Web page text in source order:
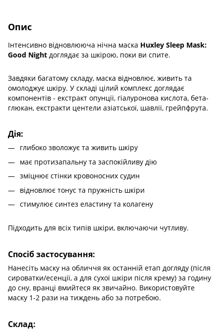
Опис
Інтенсивно відновлююча нічна маска Huxley Sleep Mask:
Good Night доглядає за шкірою, поки ви спите.
Завдяки багатому складу, маска відновлює, живить та
омолоджує шкіру. У складі цілий комплекс доглядає
компонентів - екстракт опунції, гіалуронова кислота, бета-
глюкан, екстракти центели азіатської, шавлії, грейпфрута.
Дія:
глибоко зволожує та живить шкіру
має протизапальну та заспокійливу дію
зміцнює стінки кровоносних судин
відновлює тонус та пружність шкіри
стимулює синтез еластину та колагену
Підходить для всіх типів шкіри, включаючи чутливу.
Спосіб застосування:
Нанесіть маску на обличчя як останній етап догляду (після
сироватки/есенції, а для сухої шкіри після крему) за годину
до сну, вранці вмийтеся як звичайно. Використовуйте
маску 1-2 рази на тиждень або за потребою.
Склад: